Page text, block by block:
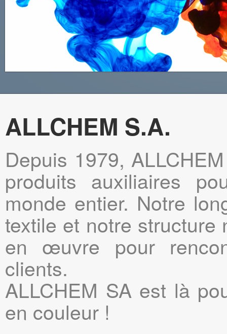
ALLCHEM S.A.
Depuis 1979,
produits auxiliaires
monde entier. Notre
textile et notre structure
en œuvre pour
clients.
ALLCHEM SA est là
en couleur !